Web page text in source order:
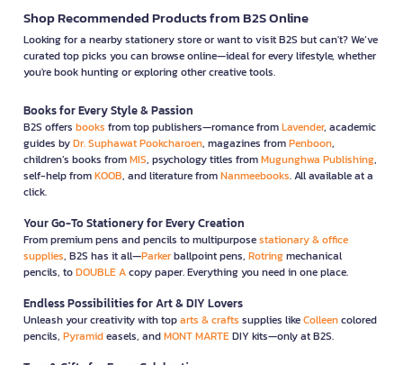
Shop Recommended Products from B2S Online
Looking for a nearby stationery store or want to visit B2S but can't? We’ve
curated top picks you can browse online—ideal for every lifestyle, whether
you're book hunting or exploring other creative tools.
Books for Every Style & Passion
B2S offers books from top publishers—romance fromLavender, academic
guides byDr. Suphawat Pookcharoen, magazines fromPenboon,
children’s books fromMIS, psychology titles fromMugunghwa Publishing,
self-help fromKOOB, and literature fromNanmeebooks. All available at a
click.
Your Go-To Stationery for Every Creation
From premium pens and pencils to multipurposestationary & office
supplies, B2S has it all—Parkerballpoint pens, Rotringmechanical
pencils, toDOUBLE Acopy paper. Everything you need in one place.
Endless Possibilities for Art & DIY Lovers
Unleash your creativity with toparts & crafts supplies likeColleencolored
pencils, Pyramideasels, andMONT MARTEDIY kits—only at B2S.